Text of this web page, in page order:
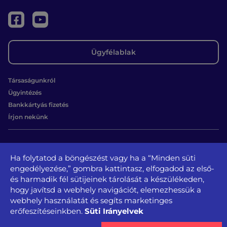
Ügyfélablak
Társaságunkról
Ügyintézés
Bankkártyás fizetés
Írjon nekünk
Kapcsolat
1131 Budapest, Béke u. 65.
tel.: +36 1 350-3728, + 36 1 350-3729
kozszolgaltato@kozszolgaltato.bp13.hu
Adatvédelem és jogi nyilatkozat
OldaltérképImpresszum
Közérdekű
adatok
Akadálymentesítési
nyilatkozat
Ha folytatod a böngészést vagy ha a “Minden süti
engedélyezése,” gombra kattintasz, elfogadod az első-
és harmadik fél sütijeinek tárolását a készülékeden,
hogy javítsd a webhely navigációt, elemezhessük a
webhely használatát és segíts marketinges
erőfeszítéseinkben. Süti Irányelvek